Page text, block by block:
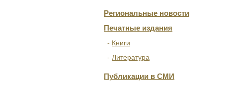
Региональные новости
Печатные издания
Книги
Литература
Публикации в СМИ